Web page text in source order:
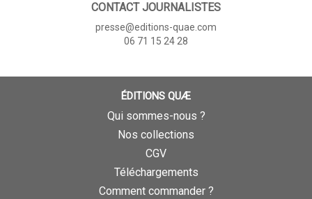
CONTACT JOURNALISTES
presse@editions-quae.com
06 71 15 24 28
ÉDITIONS QUÆ
Qui sommes-nous ?
Nos collections
CGV
Téléchargements
Comment commander ?